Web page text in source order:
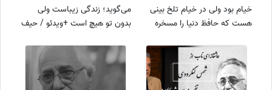
خیام بود ولی در خیام تلخ بینی
هست که حافظ دنیا را مسخره
خوش باش + ویدئو
می‌گوید؛ زندگی زیباست ولی
بدون تو هیچ است +ویدئو / حیف
دستم آن وقت تو نباشی!